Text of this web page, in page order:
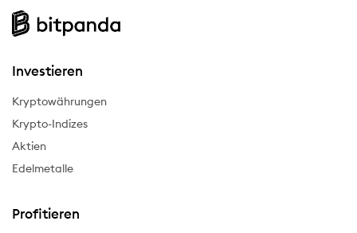
Investieren
Kryptowährungen
Krypto-Indizes
Aktien
Edelmetalle
Profitieren